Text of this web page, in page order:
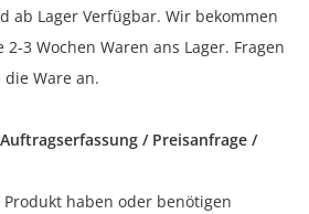
ab Lager Verfügbar. Wir bekommen
3 Wochen Waren ans Lager. Fragen
Ware an.
/ Preisanfrage /
haben oder benötigen